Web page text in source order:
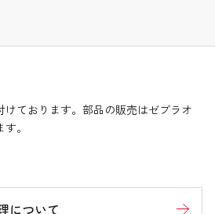
ております。部品の販売はゼブラオ
。
について